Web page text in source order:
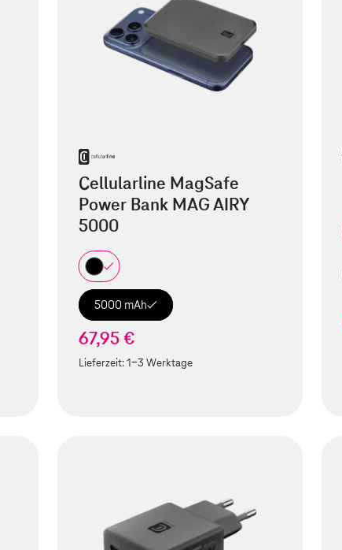
Cellularline MagSafe
Power Bank MAG AIRY
5000
5000 mAh
67,95 €
Lieferzeit:1-3 Werktage